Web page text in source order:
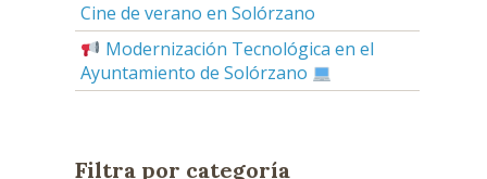
Cine de verano en Solórzano
Modernización Tecnológica en el
Ayuntamiento de Solórzano
Filtra por categoría